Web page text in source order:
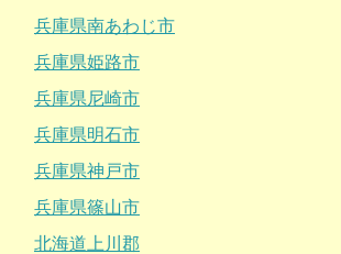
兵庫県南あわじ市
兵庫県姫路市
兵庫県尼崎市
兵庫県明石市
兵庫県神戸市
兵庫県篠山市
北海道上川郡